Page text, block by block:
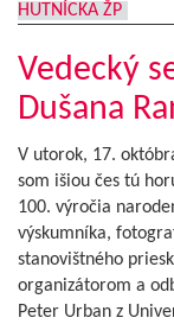
HUTNÍCKA ŽP
Vedecký
Dušana
V utorok, 17.
som išiou čes tú
100. výročia
výskumníka,
stanovištného
organizátorom a
Peter Urban z